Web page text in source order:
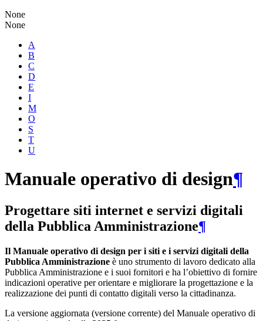
None
None
A
B
C
D
E
I
M
O
S
T
U
Manuale operativo di design¶
Progettare siti internet e servizi digitali
della Pubblica Amministrazione¶
Il Manuale operativo di design per i siti e i servizi digitali della
Pubblica Amministrazione è uno strumento di lavoro dedicato alla
Pubblica Amministrazione e i suoi fornitori e ha l’obiettivo di fornire
indicazioni operative per orientare e migliorare la progettazione e la
realizzazione dei punti di contatto digitali verso la cittadinanza.
La versione aggiornata (versione corrente) del Manuale operativo di